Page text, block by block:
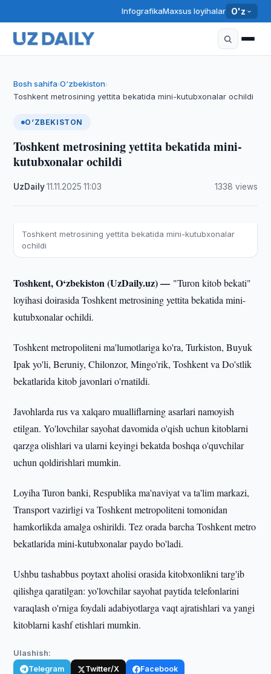
InfografikaMaxsus loyihalar O'z
Bosh sahifa›O‘zbekiston›
Toshkent metrosining yettita bekatida mini-kutubxonalar ochildi
O‘ZBEKISTON
Toshkent metrosining yettita bekatida mini-
kutubxonalar ochildi
UzDaily·11.11.2025 ·11:03 1338 views
Toshkent metrosining yettita bekatida mini-kutubxonalar
ochildi
Toshkent, O‘zbekiston (UzDaily.uz) — "Turon kitob bekati"
loyihasi doirasida Toshkent metrosining yettita bekatida mini-
kutubxonalar ochildi.
Toshkent metropoliteni ma'lumotlariga ko'ra, Turkiston, Buyuk
Ipak yo'li, Beruniy, Chilonzor, Mingo'rik, Toshkent va Do'stlik
bekatlarida kitob javonlari o'rnatildi.
Javohlarda rus va xalqaro mualliflarning asarlari namoyish
etilgan. Yo'lovchilar sayohat davomida o'qish uchun kitoblarni
qarzga olishlari va ularni keyingi bekatda boshqa o'quvchilar
uchun qoldirishlari mumkin.
Loyiha Turon banki, Respublika ma'naviyat va ta'lim markazi,
Transport vazirligi va Toshkent metropoliteni tomonidan
hamkorlikda amalga oshirildi. Tez orada barcha Toshkent metro
bekatlarida mini-kutubxonalar paydo bo'ladi.
Ushbu tashabbus poytaxt aholisi orasida kitobxonlikni targ'ib
qilishga qaratilgan: yo'lovchilar sayohat paytida telefonlarini
varaqlash o'rniga foydali adabiyotlarga vaqt ajratishlari va yangi
kitoblarni kashf etishlari mumkin.
Ulashish:
Telegram Twitter/X Facebook